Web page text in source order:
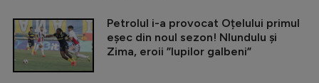
Petrolul i-a provocat Oțelului primul
eșec din noul sezon! Nlundulu și
Zima, eroii ”lupilor galbeni”